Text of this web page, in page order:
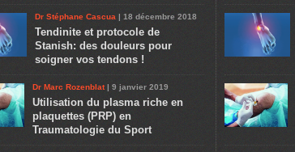
Dr Stéphane Cascua | 18 décembre 2018
Tendinite et protocole de
Stanish: des douleurs pour
soigner vos tendons !
Dr Marc Rozenblat| 9 janvier 2019
Utilisation du plasma riche en
plaquettes (PRP) en
Traumatologie du Sport